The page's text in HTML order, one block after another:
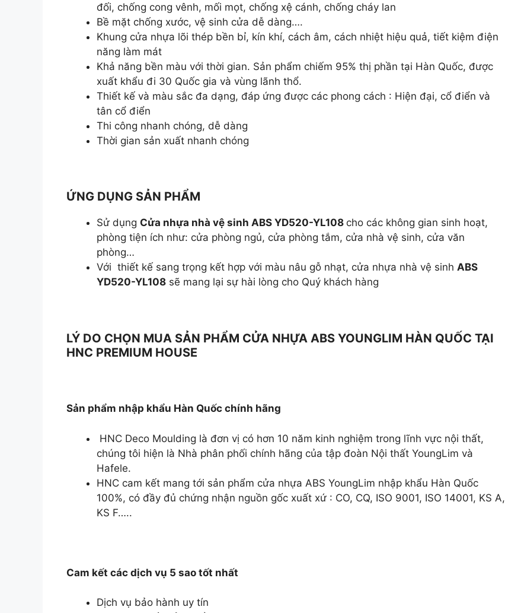
đối, chống cong vênh, mối mọt, chống xệ cánh, chống cháy lan
Bề mặt chống xước, vệ sinh cửa dễ dàng….
Khung cửa nhựa lõi thép bền bỉ, kín khí, cách âm, cách nhiệt hiệu quả, tiết kiệm điện
năng làm mát
Khả năng bền màu với thời gian. Sản phẩm chiếm 95% thị phần tại Hàn Quốc, được
xuất khẩu đi 30 Quốc gia và vùng lãnh thổ.
Thiết kế và màu sắc đa dạng, đáp ứng được các phong cách : Hiện đại, cổ điển và
tân cổ điển
Thi công nhanh chóng, dễ dàng
Thời gian sản xuất nhanh chóng
ỨNG DỤNG SẢN PHẨM
Sử dụng Cửa nhựa nhà vệ sinh ABS YD520-YL108 cho các không gian sinh hoạt,
phòng tiện ích như: cửa phòng ngủ, cửa phòng tắm, cửa nhà vệ sinh, cửa văn
phòng…
Với thiết kế sang trọng kết hợp với màu nâu gỗ nhạt, cửa nhựa nhà vệ sinh ABS
YD520-YL108 sẽ mang lại sự hài lòng cho Quý khách hàng
LÝ DO CHỌN MUA SẢN PHẨM CỬA NHỰA ABS YOUNGLIM HÀN QUỐC TẠI
HNC PREMIUM HOUSE
Sản phẩm nhập khẩu Hàn Quốc chính hãng
HNC Deco Moulding là đơn vị có hơn 10 năm kinh nghiệm trong lĩnh vực nội thất,
chúng tôi hiện là Nhà phân phối chính hãng của tập đoàn Nội thất YoungLim và
Hafele.
HNC cam kết mang tới sản phẩm cửa nhựa ABS YoungLim nhập khẩu Hàn Quốc
100%, có đầy đủ chứng nhận nguồn gốc xuất xứ : CO, CQ, ISO 9001, ISO 14001, KS A,
KS F…..
Cam kết các dịch vụ 5 sao tốt nhất
Dịch vụ bảo hành uy tín